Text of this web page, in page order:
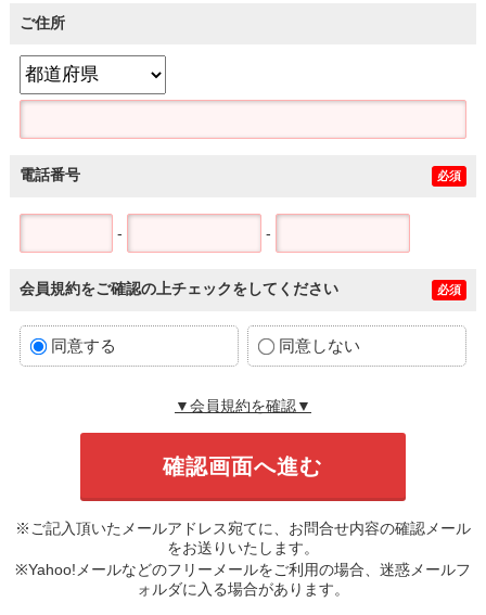
ご住所
電話番号 必須
- -
会員規約をご確認の上チェックをしてください 必須
同意する 同意しない
▼会員規約を確認▼
※ご記入頂いたメールアドレス宛てに、お問合せ内容の確認メール
をお送りいたします。
※Yahoo!メールなどのフリーメールをご利用の場合、迷惑メールフ
ォルダに入る場合があります。